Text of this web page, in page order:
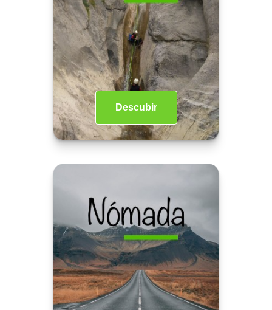
Descubir